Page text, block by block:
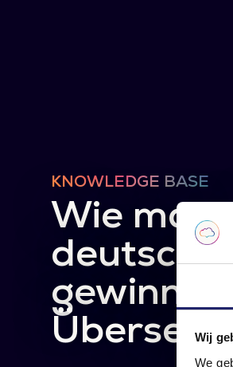
Wij
We
KNOWLEDGE BASE
Wie man
deutsche
gewinnt: